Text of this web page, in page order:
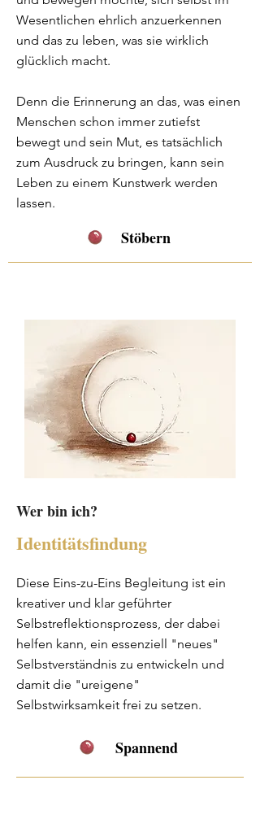
Wesentlichen ehrlich anzuerkennen
und das zu leben, was sie wirklich
glücklich macht.
Denn die Erinnerung an das, was einen
Menschen schon immer zutiefst
bewegt und sein Mut, es tatsächlich
zum Ausdruck zu bringen, kann sein
Leben zu einem Kunstwerk werden
lassen.
Stöbern
Wer bin ich?
Identitätsfindung
Diese Eins-zu-Eins Begleitung ist ein
kreativer und klar geführter
Selbstreflektionsprozess, der dabei
helfen kann, ein essenziell "neues"
Selbstverständnis zu entwickeln und
damit die "ureigene"
Selbstwirksamkeit frei zu setzen.
Spannend